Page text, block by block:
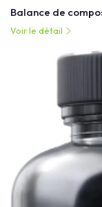
Balance de
Voir le détail